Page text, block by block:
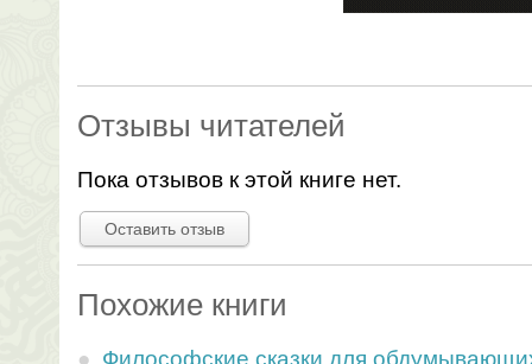
Отзывы читателей
Пока отзывов к этой книге нет.
Оставить отзыв
Похожие книги
Философские сказки для